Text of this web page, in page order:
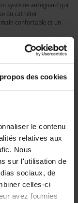
des cookies
le contenu
relatives aux
Nous
sur l'utilisation de
sociaux, de
celles-ci
avez fournies
système autoguard qui
du cathéter.
confortable et un
et une manipulation
et une résistance
de répondre aux
sécurisé
ligne 100% sécurisé par
bancaire ou Paypal
client